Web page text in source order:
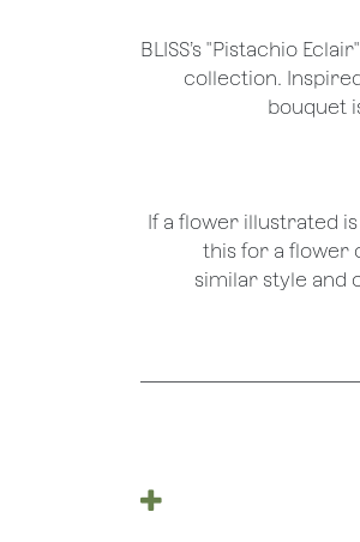
BLISS’s "Pistachio
collection.
bouquet
*If a flower illustrated
this for a flower
similar style and